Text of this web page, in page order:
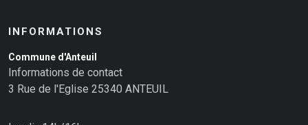
INFORMATIONS
Commune d'Anteuil
Informations de contact
3 Rue de l'Eglise 25340 ANTEUIL